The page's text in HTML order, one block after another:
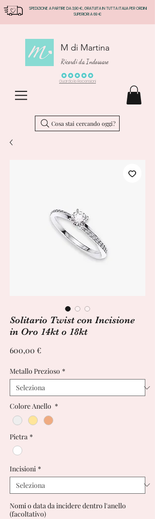
SPEDIZIONE A PARTIRE DA 3,90 €, GRATUITA IN TUTTA ITALIA PER ORDINI
SUPERIORI A 69 €
M di Martina
Ricordi da Indossare
Guarda le Recensioni
Cosa stai cercando oggi?
Solitario Twist con Incisione
in Oro 14kt o 18kt
600,00 €Prezzo
Metallo Prezioso *
Colore Anello *
Pietra *
Incisioni *
Nomi o data da incidere dentro l'anello
(facoltativo)